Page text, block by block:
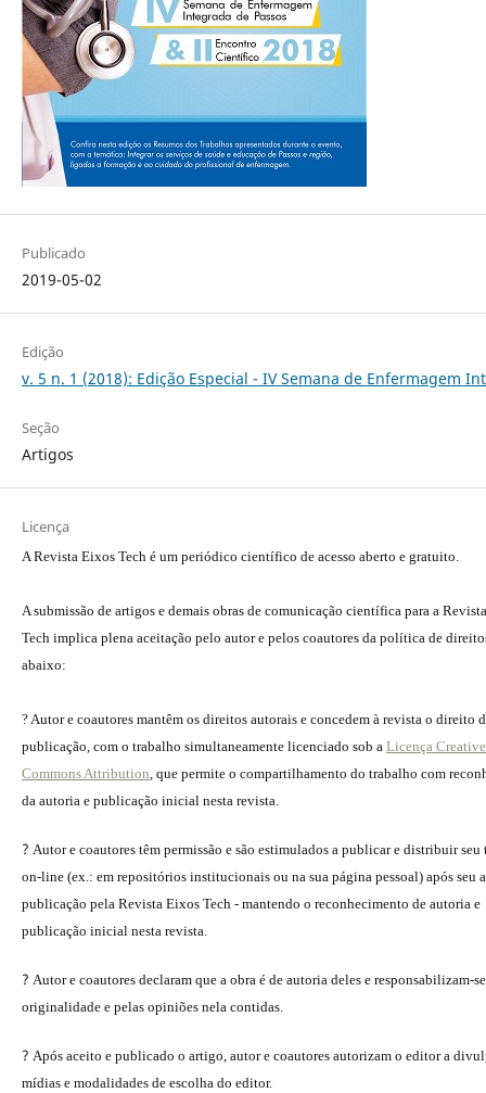
Publicado
2019-05-02
Edição
v. 5 n. 1 (2018): Edição Especial - IV Semana de Enfermagem
Seção
Artigos
Licença
A Revista Eixos Tech é um periódico científico de acesso aberto e gratuito.
A submissão de artigos e demais obras de comunicação científica para a
Tech implica plena aceitação pelo autor e pelos coautores da política de
abaixo:
? Autor e coautores mantêm os direitos autorais e concedem à revista o direito
publicação, com o trabalho simultaneamente licenciado sob a Licença Creative
Commons Attribution, que permite o compartilhamento do trabalho com
da autoria e publicação inicial nesta revista.
? Autor e coautores têm permissão e são estimulados a publicar e distribuir seu
on-line (ex.: em repositórios institucionais ou na sua página pessoal) após seu
publicação pela Revista Eixos Tech - mantendo o reconhecimento de autoria e
publicação inicial nesta revista.
? Autor e coautores declaram que a obra é de autoria deles e responsabilizam-
originalidade e pelas opiniões nela contidas.
? Após aceito e publicado o artigo, autor e coautores autorizam o editor a
mídias e modalidades de escolha do editor.